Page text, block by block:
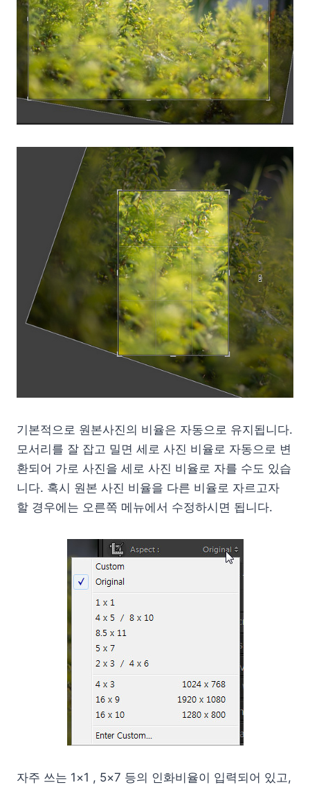
기본적으로 원본사진의 비율은 자동으로 유지됩니다.
모서리를 잘 잡고 밀면 세로 사진 비율로 자동으로 변
환되어 가로 사진을 세로 사진 비율로 자를 수도 있습
니다. 혹시 원본 사진 비율을 다른 비율로 자르고자
할 경우에는 오른쪽 메뉴에서 수정하시면 됩니다.
자주 쓰는 1×1 , 5×7 등의 인화비율이 입력되어 있고,